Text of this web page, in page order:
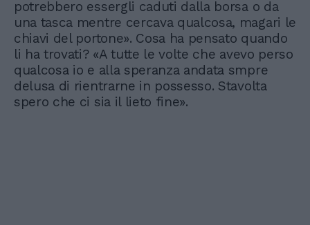
potrebbero essergli caduti dalla borsa o da
una tasca mentre cercava qualcosa, magari le
chiavi del portone». Cosa ha pensato quando
li ha trovati? «A tutte le volte che avevo perso
qualcosa io e alla speranza andata smpre
delusa di rientrarne in possesso. Stavolta
spero che ci sia il lieto fine».